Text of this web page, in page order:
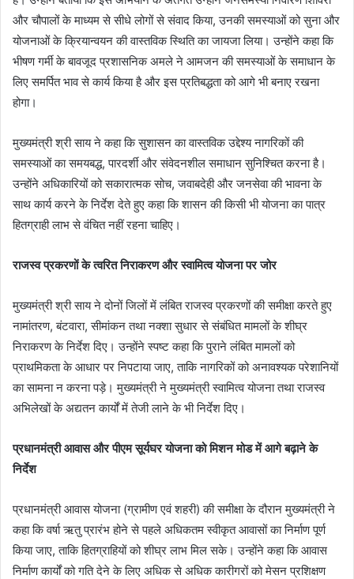
और चौपालों के माध्यम से सीधे लोगों से संवाद किया, उनकी समस्याओं को सुना और
योजनाओं के क्रियान्वयन की वास्तविक स्थिति का जायजा लिया। उन्होंने कहा कि
भीषण गर्मी के बावजूद प्रशासनिक अमले ने आमजन की समस्याओं के समाधान के
लिए समर्पित भाव से कार्य किया है और इस प्रतिबद्धता को आगे भी बनाए रखना
होगा।
मुख्यमंत्री श्री साय ने कहा कि सुशासन का वास्तविक उद्देश्य नागरिकों की
समस्याओं का समयबद्ध, पारदर्शी और संवेदनशील समाधान सुनिश्चित करना है।
उन्होंने अधिकारियों को सकारात्मक सोच, जवाबदेही और जनसेवा की भावना के
साथ कार्य करने के निर्देश देते हुए कहा कि शासन की किसी भी योजना का पात्र
हितग्राही लाभ से वंचित नहीं रहना चाहिए।
राजस्व प्रकरणों के त्वरित निराकरण और स्वामित्व योजना पर जोर
मुख्यमंत्री श्री साय ने दोनों जिलों में लंबित राजस्व प्रकरणों की समीक्षा करते हुए
नामांतरण, बंटवारा, सीमांकन तथा नक्शा सुधार से संबंधित मामलों के शीघ्र
निराकरण के निर्देश दिए। उन्होंने स्पष्ट कहा कि पुराने लंबित मामलों को
प्राथमिकता के आधार पर निपटाया जाए, ताकि नागरिकों को अनावश्यक परेशानियों
का सामना न करना पड़े। मुख्यमंत्री ने मुख्यमंत्री स्वामित्व योजना तथा राजस्व
अभिलेखों के अद्यतन कार्यों में तेजी लाने के भी निर्देश दिए।
प्रधानमंत्री आवास और पीएम सूर्यघर योजना को मिशन मोड में आगे बढ़ाने के
निर्देश
प्रधानमंत्री आवास योजना (ग्रामीण एवं शहरी) की समीक्षा के दौरान मुख्यमंत्री ने
कहा कि वर्षा ऋतु प्रारंभ होने से पहले अधिकतम स्वीकृत आवासों का निर्माण पूर्ण
किया जाए, ताकि हितग्राहियों को शीघ्र लाभ मिल सके। उन्होंने कहा कि आवास
निर्माण कार्यों को गति देने के लिए अधिक से अधिक कारीगरों को मेसन प्रशिक्षण